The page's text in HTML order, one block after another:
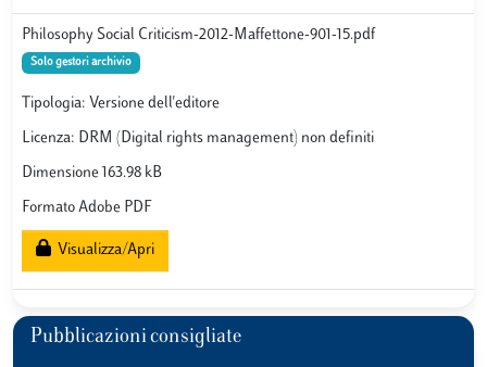
Philosophy Social Criticism-2012-Maffettone-901-15.pdf
Solo gestori archivio
Tipologia: Versione dell'editore
Licenza: DRM (Digital rights management) non definiti
Dimensione 163.98 kB
Formato Adobe PDF
Visualizza/Apri
Pubblicazioni consigliate